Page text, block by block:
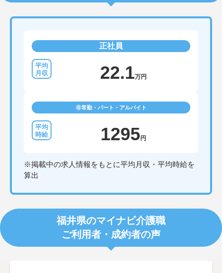
正社員
22.1万円
非常勤・パート・アルバイト
1295 円
※掲載中の求人情報をもとに平均月収・平均時給を
算出
福井県のマイナビ介護職
ご利用者・成約者の声